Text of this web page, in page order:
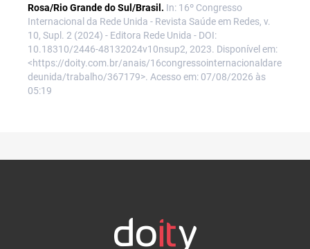
Rosa/Rio Grande do Sul/Brasil. In: 16º Congresso
Internacional da Rede Unida - Revista Saúde em Redes, v.
10, Supl. 2 (2024) - Editora Rede Unida - DOI:
10.18310/2446-48132024v10nsup2, 2023. Disponível em:
<https://doity.com.br/anais/16congressointernacionaldare
deunida/trabalho/367179>. Acesso em: 07/08/2026 às
05:19